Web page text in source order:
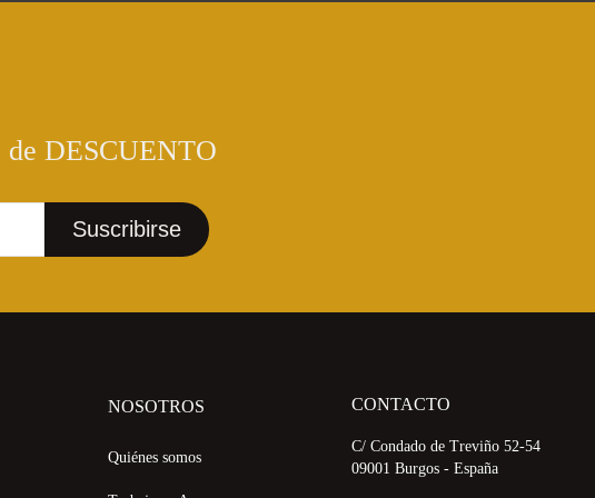
de DESCUENTO
NOSOTROS
Quiénes somos
CONTACTO
C/ Condado de Treviño 52-54
09001 Burgos - España